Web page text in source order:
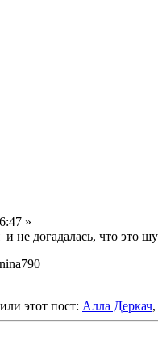
»
не догадалась, что это
этот пост: Алла Деркач,